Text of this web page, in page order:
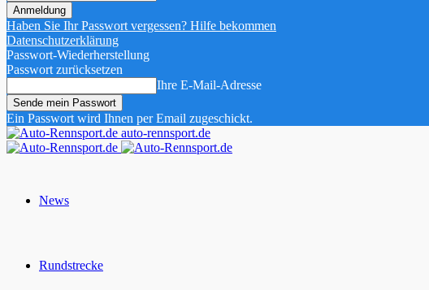
Haben Sie Ihr Passwort vergessen? Hilfe bekommen
Datenschutzerklärung
Passwort-Wiederherstellung
Passwort zurücksetzen
Ihre E-Mail-Adresse
Ein Passwort wird Ihnen per Email zugeschickt.
auto-rennsport.de
News
Rundstrecke